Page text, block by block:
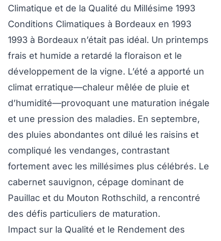
Climatique et de la Qualité du Millésime 1993
Conditions Climatiques à Bordeaux en 1993
1993 à Bordeaux n’était pas idéal. Un printemps
frais et humide a retardé la floraison et le
développement de la vigne. L’été a apporté un
climat erratique—chaleur mêlée de pluie et
d’humidité—provoquant une maturation inégale
et une pression des maladies. En septembre,
des pluies abondantes ont dilué les raisins et
compliqué les vendanges, contrastant
fortement avec les millésimes plus célébrés. Le
cabernet sauvignon, cépage dominant de
Pauillac et du Mouton Rothschild, a rencontré
des défis particuliers de maturation.
Impact sur la Qualité et le Rendement des